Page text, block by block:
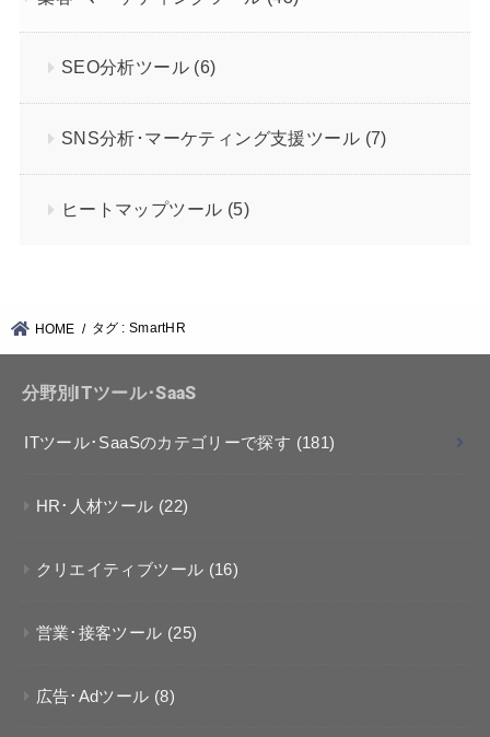
SEO分析ツール (6)
SNS分析･マーケティング支援ツール (7)
ヒートマップツール (5)
HOME タグ : SmartHR
分野別ITツール･SaaS
ITツール･SaaSのカテゴリーで探す (181)
HR･人材ツール (22)
クリエイティブツール (16)
営業･接客ツール (25)
広告･Adツール (8)